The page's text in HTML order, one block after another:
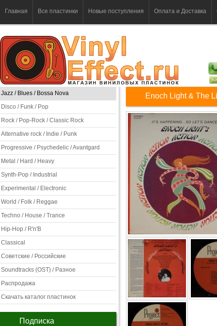
Главная Все пластинки Новые поступления Оплата и Доставка
Jazz / Blues / Bossa Nova
Disco / Funk / Pop
Rock / Pop-Rock / Classic Rock
Alternative rock / Indie / Punk
Progressive / Psychedelic / Avantgard
Metal / Hard / Heavy
Synth-Pop / Industrial
Experimental / Electronic
World / Folk / Reggae
Techno / House / Trance
Hip-Hop / R'n'B
Classical
Советские / Российские
Soundtracks (OST) / Разное
Распродажа
Скачать каталог пластинок
Подписка
Enoch Light & The